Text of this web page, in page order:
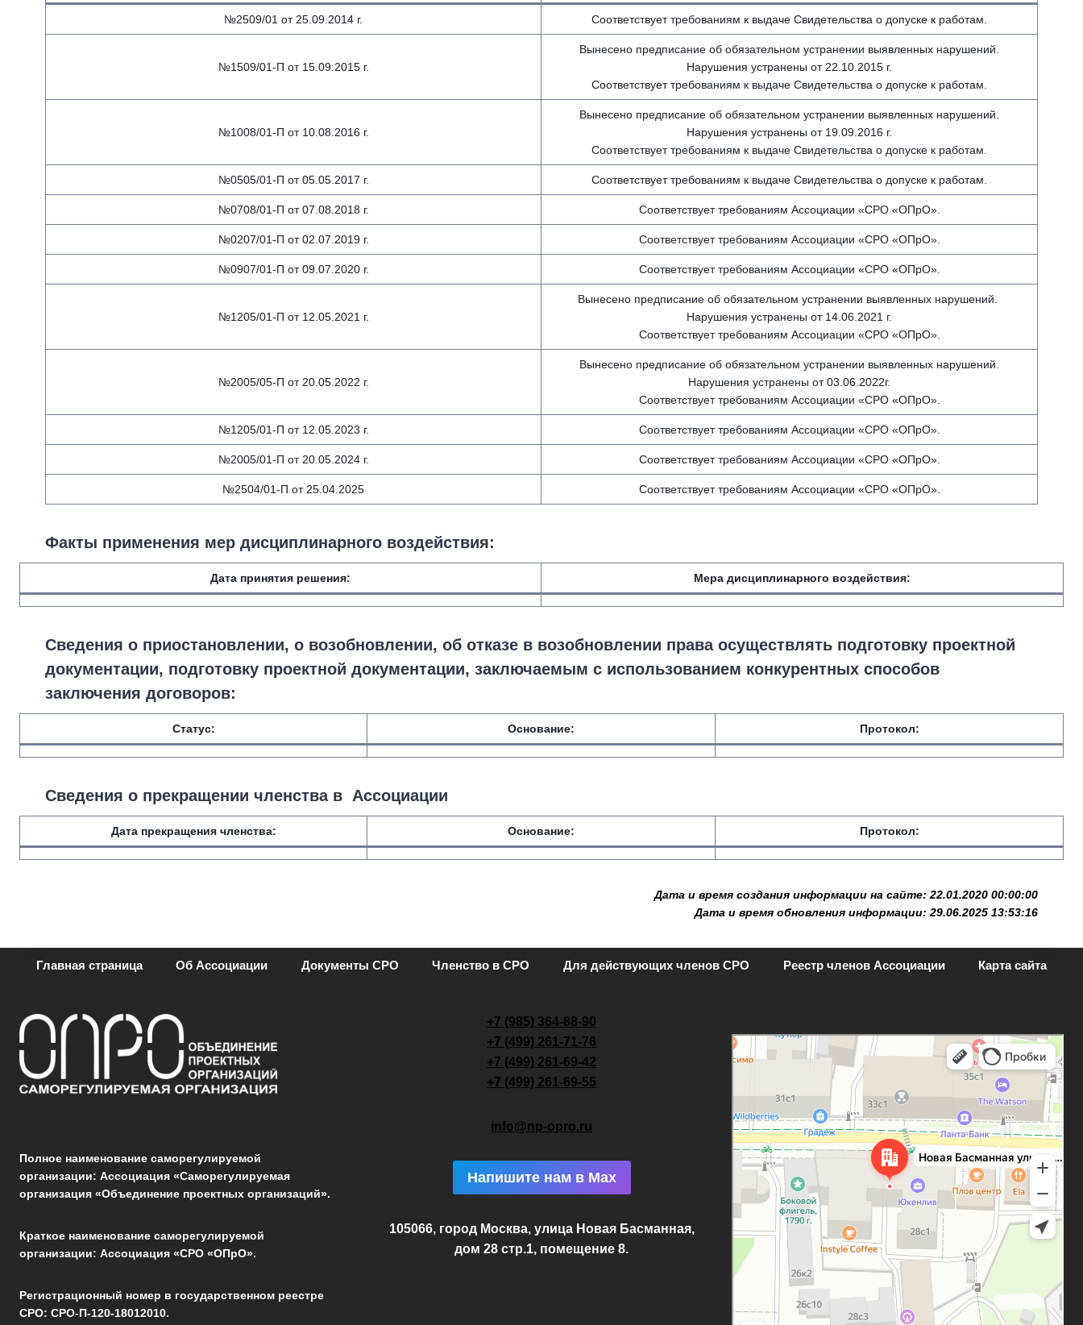
№2509/01 от 25.09.2014 г. Соответствует требованиям к выдаче Свидетельства о допуске к работам.
№1509/01-П от 15.09.2015 г.
Вынесено предписание об обязательном устранении выявленных нарушений.
Нарушения устранены от 22.10.2015 г.
Соответствует требованиям к выдаче Свидетельства о допуске к работам.
№1008/01-П от 10.08.2016 г.
Вынесено предписание об обязательном устранении выявленных нарушений.
Нарушения устранены от 19.09.2016 г.
Соответствует требованиям к выдаче Свидетельства о допуске к работам.
№0505/01-П от 05.05.2017 г. Соответствует требованиям к выдаче Свидетельства о допуске к работам.
№0708/01-П от 07.08.2018 г. Соответствует требованиям Ассоциации «СРО «ОПрО».
№0207/01-П от 02.07.2019 г. Соответствует требованиям Ассоциации «СРО «ОПрО».
№0907/01-П от 09.07.2020 г. Соответствует требованиям Ассоциации «СРО «ОПрО».
№1205/01-П от 12.05.2021 г.
Вынесено предписание об обязательном устранении выявленных нарушений.
Нарушения устранены от 14.06.2021 г.
Соответствует требованиям Ассоциации «СРО «ОПрО».
№2005/05-П от 20.05.2022 г.
Вынесено предписание об обязательном устранении выявленных нарушений.
Нарушения устранены от 03.06.2022г.
Соответствует требованиям Ассоциации «СРО «ОПрО».
№1205/01-П от 12.05.2023 г. Соответствует требованиям Ассоциации «СРО «ОПрО».
№2005/01-П от 20.05.2024 г. Соответствует требованиям Ассоциации «СРО «ОПрО».
№2504/01-П от 25.04.2025 Соответствует требованиям Ассоциации «СРО «ОПрО».
Факты применения мер дисциплинарного воздействия:
Дата принятия решения: Мера дисциплинарного воздействия:
Сведения о приостановлении, о возобновлении, об отказе в возобновлении права осуществлять подготовку проектной
документации, подготовку проектной документации, заключаемым с использованием конкурентных способов
заключения договоров:
Статус: Основание: Протокол:
Сведения о прекращении членства в Ассоциации
Дата прекращения членства: Основание: Протокол:
Дата и время создания информации на сайте: 22.01.2020 00:00:00
Дата и время обновления информации: 29.06.2025 13:53:16
Главная страница Об Ассоциации Документы СРО Членство в СРО Для действующих членов СРО Реестр членов Ассоциации Карта сайта
Полное наименование саморегулируемой
организации: Ассоциация «Саморегулируемая
организация «Объединение проектных организаций».
Краткое наименование саморегулируемой
организации: Ассоциация «СРО «ОПрО».
Регистрационный номер в государственном реестре
СРО: СРО-П-120-18012010.
+7 (985) 364-88-90
+7 (499) 261-71-76
+7 (499) 261-69-42
+7 (499) 261-69-55
info@np-opro.ru
Напишите нам в Max
105066, город Москва, улица Новая Басманная,
дом 28 стр.1, помещение 8.
Москва
Новая Басманная улица, 28с1 — Яндекс.Карты